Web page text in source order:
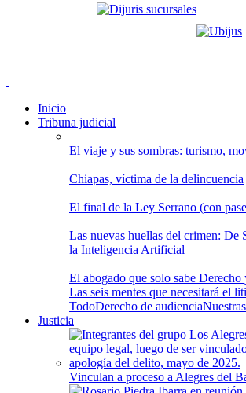
Inicio
Tribuna judicial
El viaje y sus sombras: turismo,
Chiapas, víctima de la delincuencia
El final de la Ley Serrano (con
Las nuevas huellas del crimen: De
la Inteligencia Artificial
El abogado que solo sabe Derecho
Las seis mentes que necesitará el
TodoDerecho de audiencia
Justicia
Vinculan a proceso a Alegres del